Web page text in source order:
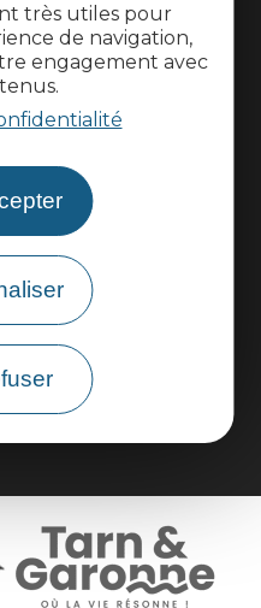
très utiles pour
de navigation,
engagement avec
pratiques
pros